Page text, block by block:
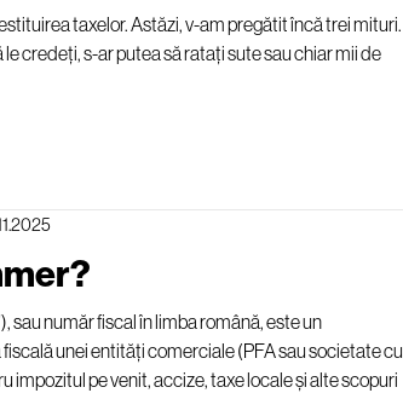
taxelor. Astăzi, v-am pregătit încă trei mituri.
credeți, s-ar putea să ratați sute sau chiar mii de
număr fiscal în limba română, este un
unei entități comerciale (PFA sau societate cu
pe venit, accize, taxe locale și alte scopuri